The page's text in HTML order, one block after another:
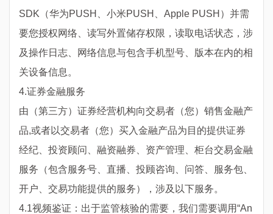
SDK（华为PUSH、小米PUSH、Apple PUSH）并需
要您授权网络、读写外置储存权限，读取电话状态，涉
及操作日志、网络信息与包含手机型号、版本在内的相
关设备信息。
4.证券金融服务
由（第三方）证券经营机构向交易者（您）销售金融产
品,或者以交易者（您）买入金融产品为目的提供证券
经纪、投资顾问、融资融券、资产管理、柜台交易金融
服务（包含服务号、直播、投顾咨询、问答、服务包、
开户、交易功能提供的服务），涉及以下服务。
4.1视频鉴证：出于监管核验的需要，我们需要调用“An